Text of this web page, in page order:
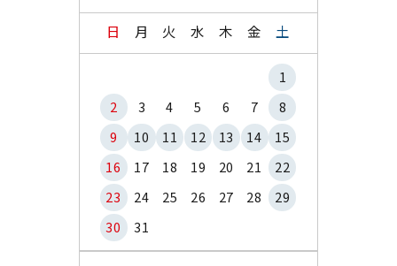
日 月 火 水 木 金 土
1
2
3 4 5 6 7
8
9
10 11 12 13 14
15
16
17 18 19 20 21
22
23
24 25 26 27 28
29
30
31